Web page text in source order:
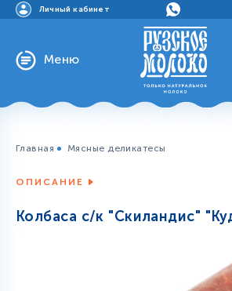
Личный кабинет
Меню
Главная Мясные деликатесы
ОПИСАНИЕ
Колбаса с/к "Скиландис"